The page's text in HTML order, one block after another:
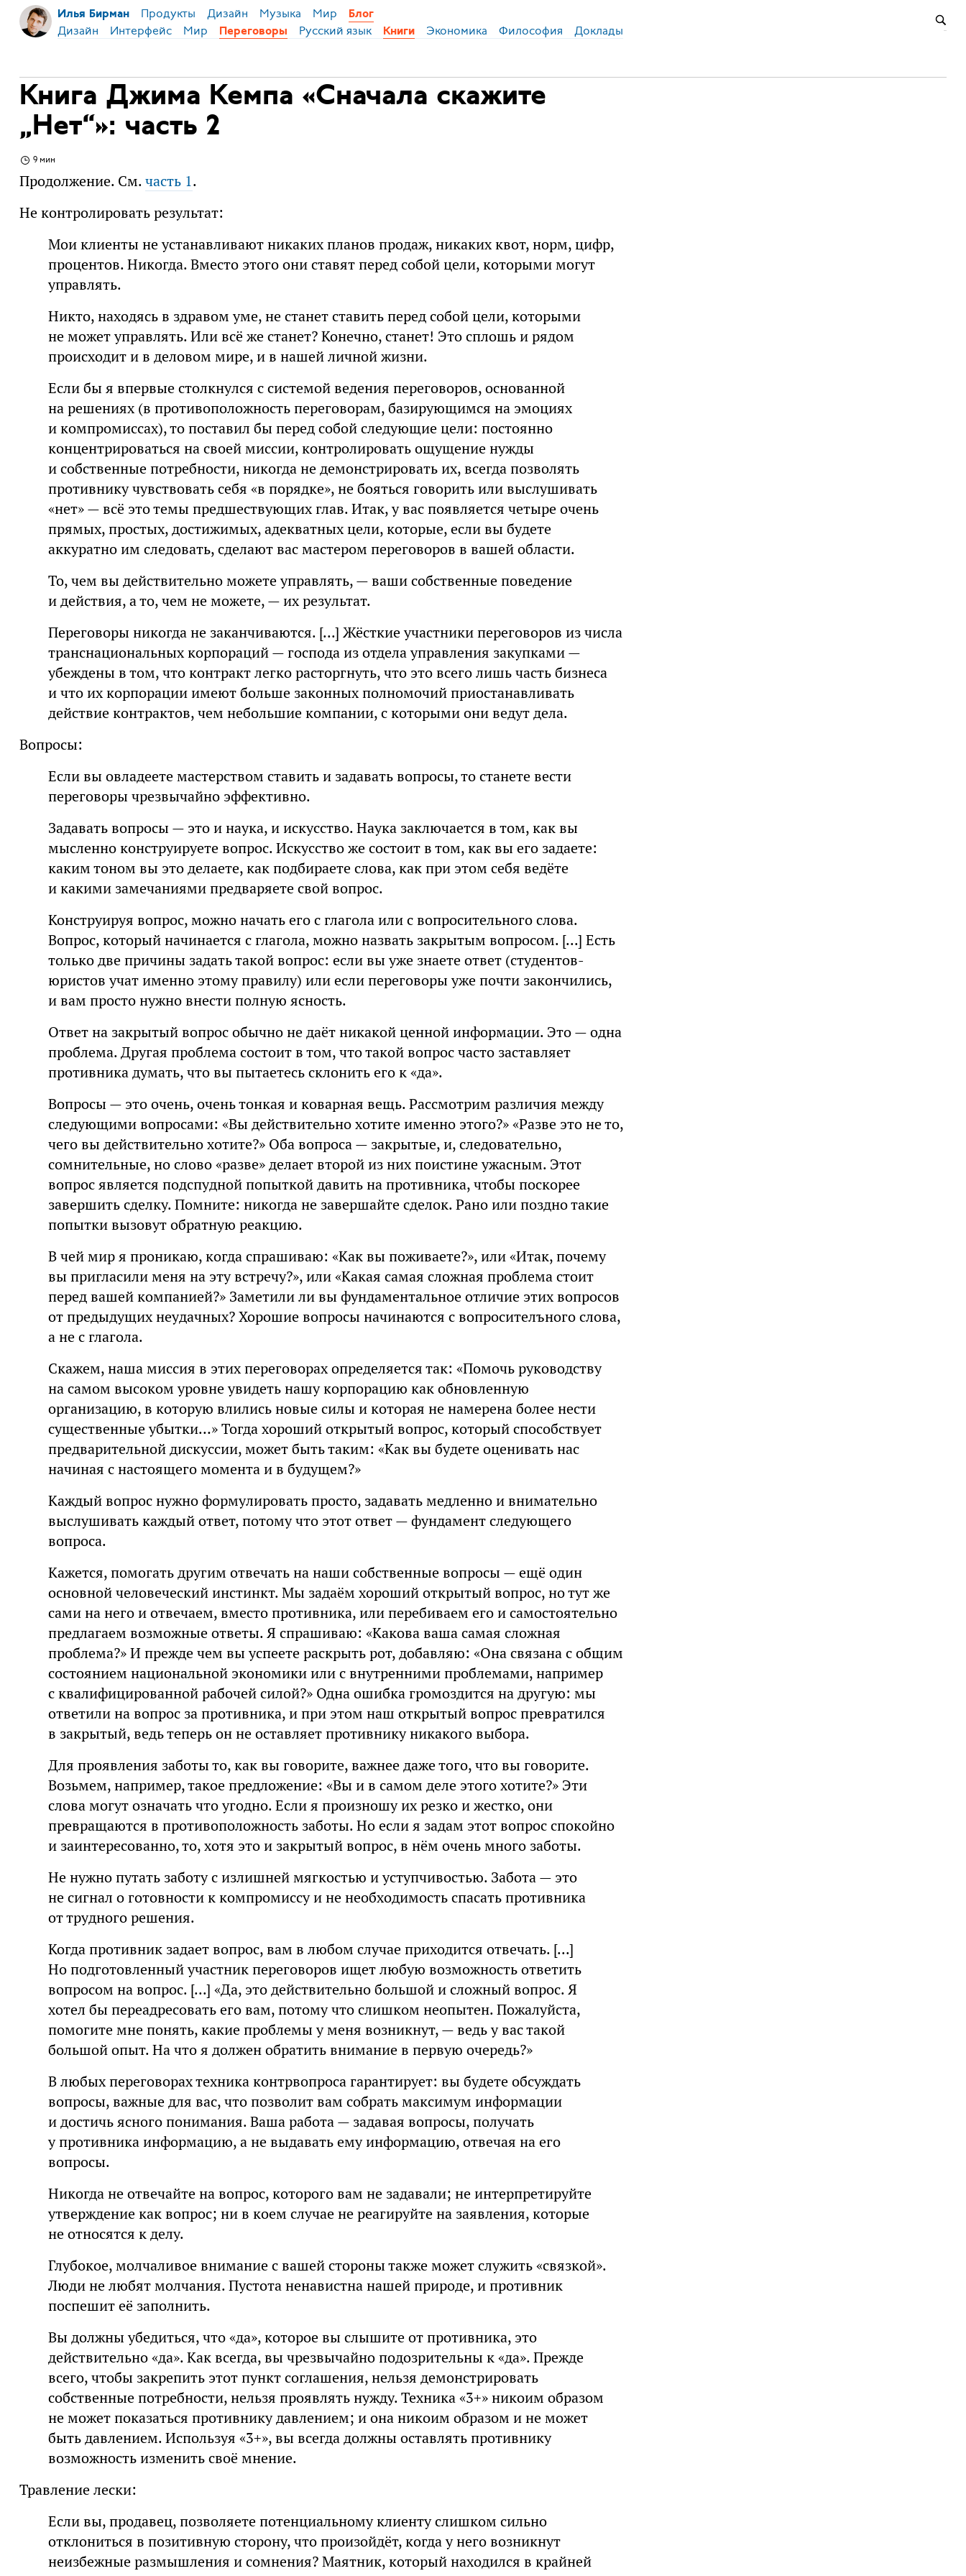
Илья Бирман Продукты Дизайн Музыка Мир Блог
Дизайн Интерфейс Мир Переговоры Русский язык Книги Экономика Философия Доклады
Книга Джима Кемпа «Сначала скажите
„Нет“»: часть 2
9 мин
Продолжение. См.часть 1.
Не контролировать результат:
Мои клиенты не устанавливают никаких планов продаж, никаких квот, норм, цифр,
процентов. Никогда. Вместо этого они ставят перед собой цели, которыми могут
управлять.
Никто, находясь в здравом уме, не станет ставить перед собой цели, которыми
не может управлять. Или всё же станет? Конечно, станет! Это сплошь и рядом
происходит и в деловом мире, и в нашей личной жизни.
Если бы я впервые столкнулся с системой ведения переговоров, основанной
на решениях (в противоположность переговорам, базирующимся на эмоциях
и компромиссах), то поставил бы перед собой следующие цели: постоянно
концентрироваться на своей миссии, контролировать ощущение нужды
и собственные потребности, никогда не демонстрировать их, всегда позволять
противнику чувствовать себя «в порядке», не бояться говорить или выслушивать
«нет» — всё это темы предшествующих глав. Итак, у вас появляется четыре очень
прямых, простых, достижимых, адекватных цели, которые, если вы будете
аккуратно им следовать, сделают вас мастером переговоров в вашей области.
То, чем вы действительно можете управлять, — ваши собственные поведение
и действия, а то, чем не можете, — их результат.
Переговоры никогда не заканчиваются. [...] Жёсткие участники переговоров из числа
транснациональных корпораций — господа из отдела управления закупками —
убеждены в том, что контракт легко расторгнуть, что это всего лишь часть бизнеса
и что их корпорации имеют больше законных полномочий приостанавливать
действие контрактов, чем небольшие компании, с которыми они ведут дела.
Вопросы:
Если вы овладеете мастерством ставить и задавать вопросы, то станете вести
переговоры чрезвычайно эффективно.
Задавать вопросы — это и наука, и искусство. Наука заключается в том, как вы
мысленно конструируете вопрос. Искусство же состоит в том, как вы его задаете:
каким тоном вы это делаете, как подбираете слова, как при этом себя ведёте
и какими замечаниями предваряете свой вопрос.
Конструируя вопрос, можно начать его с глагола или с вопросительного слова.
Вопрос, который начинается с глагола, можно назвать закрытым вопросом. [...] Есть
только две причины задать такой вопрос: если вы уже знаете ответ (студентов-
юристов учат именно этому правилу) или если переговоры уже почти закончились,
и вам просто нужно внести полную ясность.
Ответ на закрытый вопрос обычно не даёт никакой ценной информации. Это — одна
проблема. Другая проблема состоит в том, что такой вопрос часто заставляет
противника думать, что вы пытаетесь склонить его к «да».
Вопросы — это очень, очень тонкая и коварная вещь. Рассмотрим различия между
следующими вопросами: «Вы действительно хотите именно этого?» «Разве это не то,
чего вы действительно хотите?» Оба вопроса — закрытые, и, следовательно,
сомнительные, но слово «разве» делает второй из них поистине ужасным. Этот
вопрос является подспудной попыткой давить на противника, чтобы поскорее
завершить сделку. Помните: никогда не завершайте сделок. Рано или поздно такие
попытки вызовут обратную реакцию.
В чей мир я проникаю, когда спрашиваю: «Как вы поживаете?», или «Итак, почему
вы пригласили меня на эту встречу?», или «Какая самая сложная проблема стоит
перед вашей компанией?» Заметили ли вы фундаментальное отличие этих вопросов
от предыдущих неудачных? Хорошие вопросы начинаются с вопросителъного слова,
а не с глагола.
Скажем, наша миссия в этих переговорах определяется так: «Помочь руководству
на самом высоком уровне увидеть нашу корпорацию как обновленную
организацию, в которую влились новые силы и которая не намерена более нести
существенные убытки…» Тогда хороший открытый вопрос, который способствует
предварительной дискуссии, может быть таким: «Как вы будете оценивать нас
начиная с настоящего момента и в будущем?»
Каждый вопрос нужно формулировать просто, задавать медленно и внимательно
выслушивать каждый ответ, потому что этот ответ — фундамент следующего
вопроса.
Кажется, помогать другим отвечать на наши собственные вопросы — ещё один
основной человеческий инстинкт. Мы задаём хороший открытый вопрос, но тут же
сами на него и отвечаем, вместо противника, или перебиваем его и самостоятельно
предлагаем возможные ответы. Я спрашиваю: «Какова ваша самая сложная
проблема?» И прежде чем вы успеете раскрыть рот, добавляю: «Она связана с общим
состоянием национальной экономики или с внутренними проблемами, например
с квалифицированной рабочей силой?» Одна ошибка громоздится на другую: мы
ответили на вопрос за противника, и при этом наш открытый вопрос превратился
в закрытый, ведь теперь он не оставляет противнику никакого выбора.
Для проявления заботы то, как вы говорите, важнее даже того, что вы говорите.
Возьмем, например, такое предложение: «Вы и в самом деле этого хотите?» Эти
слова могут означать что угодно. Если я произношу их резко и жестко, они
превращаются в противоположность заботы. Но если я задам этот вопрос спокойно
и заинтересованно, то, хотя это и закрытый вопрос, в нём очень много заботы.
Не нужно путать заботу с излишней мягкостью и уступчивостью. Забота — это
не сигнал о готовности к компромиссу и не необходимость спасать противника
от трудного решения.
Когда противник задает вопрос, вам в любом случае приходится отвечать. [...]
Но подготовленный участник переговоров ищет любую возможность ответить
вопросом на вопрос. [...] «Да, это действительно большой и сложный вопрос. Я
хотел бы переадресовать его вам, потому что слишком неопытен. Пожалуйста,
помогите мне понять, какие проблемы у меня возникнут, — ведь у вас такой
большой опыт. На что я должен обратить внимание в первую очередь?»
В любых переговорах техника контрвопроса гарантирует: вы будете обсуждать
вопросы, важные для вас, что позволит вам собрать максимум информации
и достичь ясного понимания. Ваша работа — задавая вопросы, получать
у противника информацию, а не выдавать ему информацию, отвечая на его
вопросы.
Никогда не отвечайте на вопрос, которого вам не задавали; не интерпретируйте
утверждение как вопрос; ни в коем случае не реагируйте на заявления, которые
не относятся к делу.
Глубокое, молчаливое внимание с вашей стороны также может служить «связкой».
Люди не любят молчания. Пустота ненавистна нашей природе, и противник
поспешит её заполнить.
Вы должны убедиться, что «да», которое вы слышите от противника, это
действительно «да». Как всегда, вы чрезвычайно подозрительны к «да». Прежде
всего, чтобы закрепить этот пункт соглашения, нельзя демонстрировать
собственные потребности, нельзя проявлять нужду. Техника «3+» никоим образом
не может показаться противнику давлением; и она никоим образом и не может
быть давлением. Используя «3+», вы всегда должны оставлять противнику
возможность изменить своё мнение.
Травление лески:
Если вы, продавец, позволяете потенциальному клиенту слишком сильно
отклониться в позитивную сторону, что произойдёт, когда у него возникнут
неизбежные размышления и сомнения? Маятник, который находился в крайней